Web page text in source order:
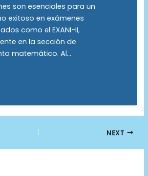
son esenciales para un
exitoso en exámenes
como el EXANI-II,
en la sección de
matemático. Al…
NEXT